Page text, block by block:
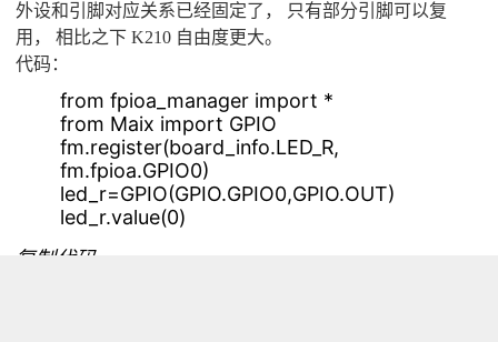
外设和引脚对应关系已经固定了， 只有部分引脚可以复
用， 相比之下 K210 自由度更大。
代码：
from fpioa_manager import *
from Maix import GPIO
fm.register(board_info.LED_R,
fm.fpioa.GPIO0)
led_r=GPIO(GPIO.GPIO0,GPIO.OUT)
led_r.value(0)
复制代码